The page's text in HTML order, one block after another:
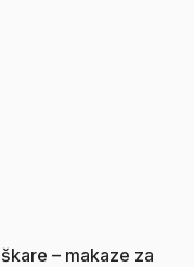
– makaze za